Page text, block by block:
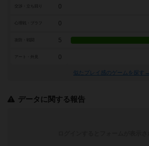
0
0
5
アート・外見 0
似たプレイ感のゲームを探す→
データに関する報告